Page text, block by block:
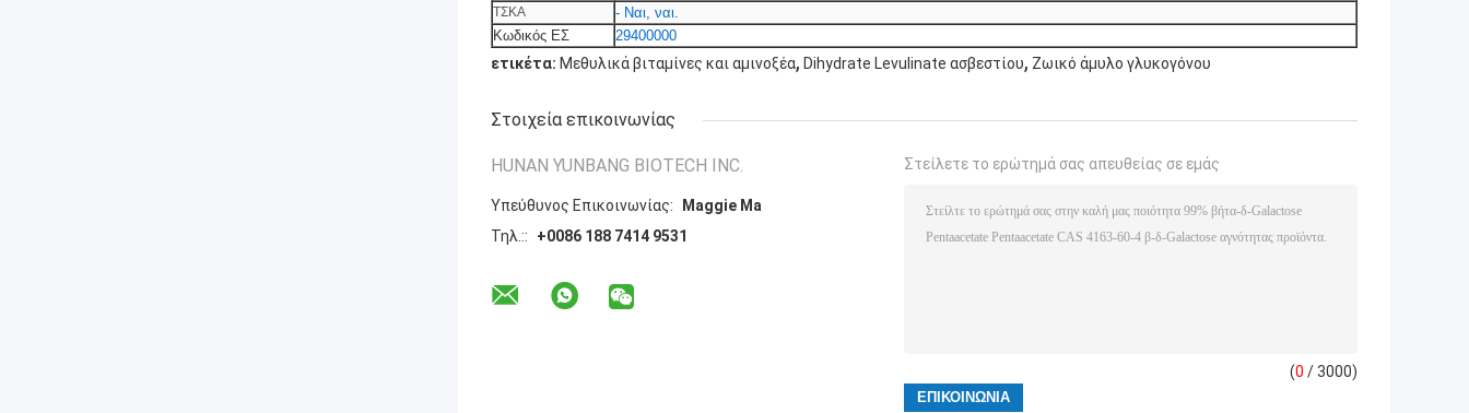
ΤΣΚΑ
- Ναι, ναι.
Κωδικός ΕΣ
29400000
ετικέτα: Μεθυλικά βιταμίνες και αμινοξέα, Dihydrate Levulinate ασβεστίου, Ζωικό άμυλο γλυκογόνου
Στοιχεία επικοινωνίας
HUNAN YUNBANG BIOTECH INC.
Υπεύθυνος Επικοινωνίας:
Maggie Ma
Τηλ.::
+0086 188 7414 9531
Στείλετε το ερώτημά σας απευθείας σε εμάς
(0 / 3000)